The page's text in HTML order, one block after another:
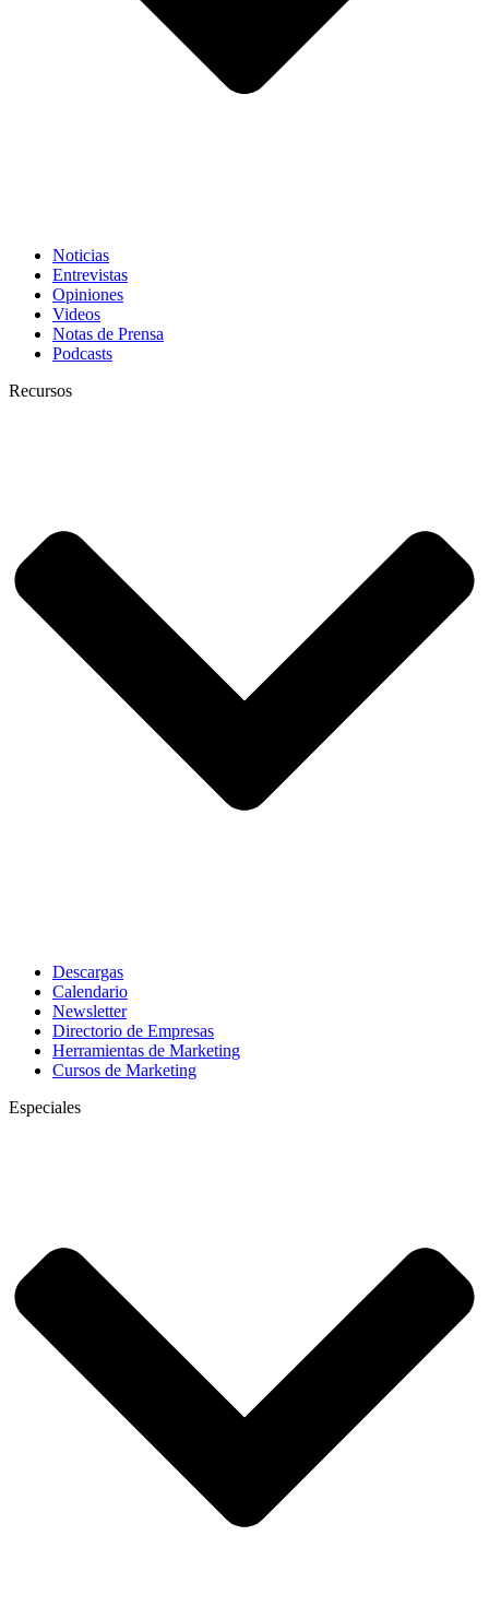
Noticias
Entrevistas
Opiniones
Videos
Notas de Prensa
Podcasts
Recursos
Descargas
Calendario
Newsletter
Directorio de Empresas
Herramientas de Marketing
Cursos de Marketing
Especiales